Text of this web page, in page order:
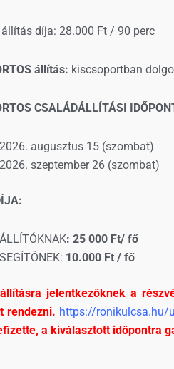
állítás díja: 28.000 Ft / 90 perc
állítás: kiscsoportban
CSALÁDÁLLÍTÁSI
2026. augusztus 15 (szombat)
2026. szeptember 26 (szombat)
ÁLLÍTÓKNAK: 25 000 Ft/ fő
SEGÍTŐNEK: 10.000 Ft / fő
jelentkezőknek a
rendezni. https://
a kiválasztott időpontra